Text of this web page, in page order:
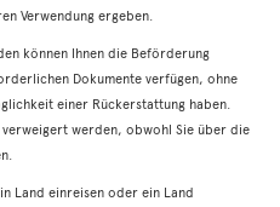
Verwendung ergeben.
können Ihnen die Beförderung
Dokumente verfügen, ohne
einer Rückerstattung haben.
verweigert werden, obwohl Sie über die
Land einreisen oder ein Land